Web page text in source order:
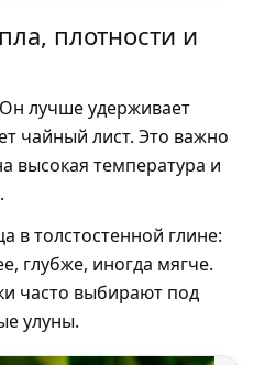
плотности и
лучше удерживает
чайный лист. Это важно
высокая температура и
в толстостенной глине:
глубже, иногда мягче.
часто выбирают под
улуны.